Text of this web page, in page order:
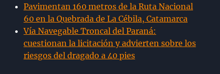
Pavimentan 160 metros de la Ruta Nacional
60 en la Quebrada de La Cébila, Catamarca
Vía Navegable Troncal del Paraná:
cuestionan la licitación y advierten sobre los
riesgos del dragado a 40 pies